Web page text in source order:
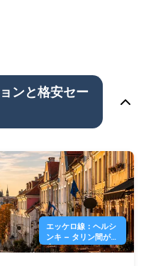
ンと格安セー
エッケロ線：ヘルシ
ンキ – タリン間が最
大 30% オフ